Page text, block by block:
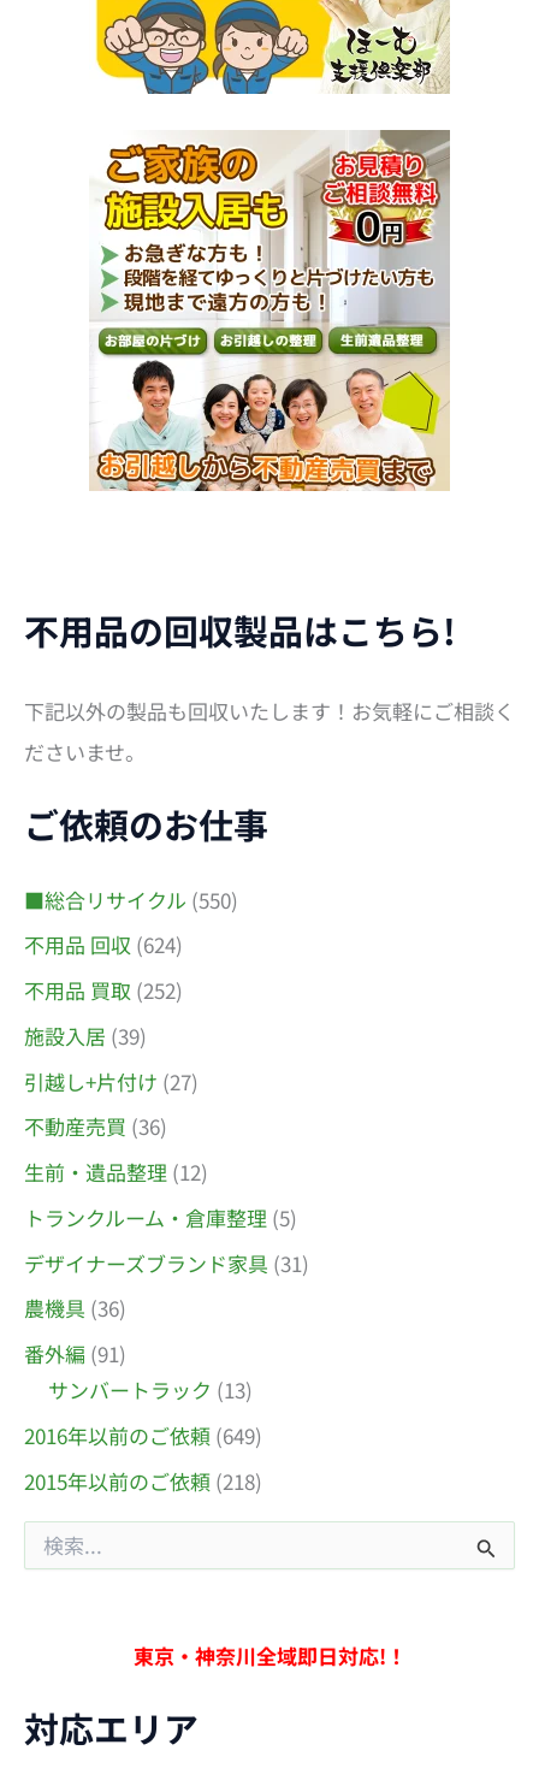
不用品の回収製品はこちら!
下記以外の製品も回収いたします！お気軽にご相談く
ださいませ。
ご依頼のお仕事
■総合リサイクル (550)
不用品 回収 (624)
不用品 買取 (252)
施設入居 (39)
引越し+片付け (27)
不動産売買 (36)
生前・遺品整理 (12)
トランクルーム・倉庫整理 (5)
デザイナーズブランド家具 (31)
農機具 (36)
番外編 (91)
サンバートラック (13)
2016年以前のご依頼 (649)
2015年以前のご依頼 (218)
索
東京・神奈川全域即日対応!！
対応エリア